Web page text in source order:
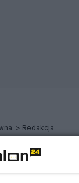
Redakcja